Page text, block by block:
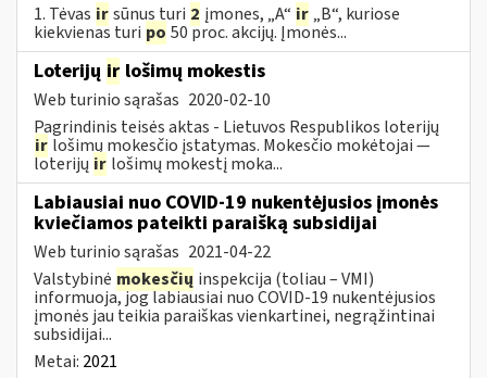
1. Tėvas irsūnus turi 2 įmones, „A“ ir„B“, kuriose
kiekvienas turi po 50 proc. akcijų. Įmonės...
Loterijų ir lošimų mokestis
Web turinio sąrašas 2020-02-10
Pagrindinis teisės aktas - Lietuvos Respublikos loterijų
ir lošimų mokesčio įstatymas. Mokesčio mokėtojai —
loterijų ir lošimų mokestį moka...
Labiausiai nuo COVID-19 nukentėjusios įmonės
kviečiamos pateikti paraišką subsidijai
Web turinio sąrašas 2021-04-22
Valstybinė mokesčių inspekcija (toliau – VMI)
informuoja, jog labiausiai nuo COVID-19 nukentėjusios
įmonės jau teikia paraiškas vienkartinei, negrąžintinai
subsidijai...
Metai: 2021